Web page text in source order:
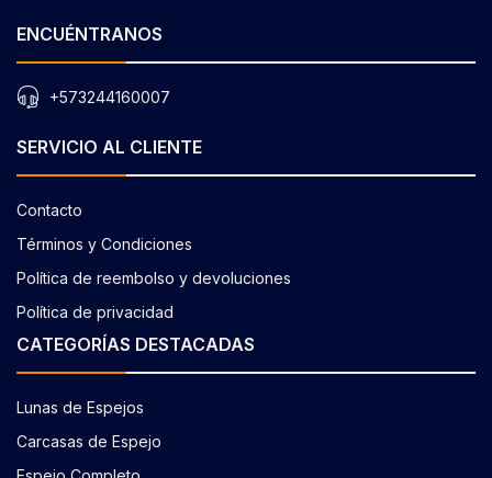
ENCUÉNTRANOS
+573244160007
SERVICIO AL CLIENTE
Contacto
Términos y Condiciones
Política de reembolso y devoluciones
Política de privacidad
CATEGORÍAS DESTACADAS
Lunas de Espejos
Carcasas de Espejo